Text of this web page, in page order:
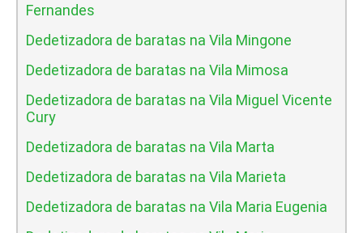
Fernandes
Dedetizadora de baratas na Vila Mingone
Dedetizadora de baratas na Vila Mimosa
Dedetizadora de baratas na Vila Miguel Vicente
Cury
Dedetizadora de baratas na Vila Marta
Dedetizadora de baratas na Vila Marieta
Dedetizadora de baratas na Vila Maria Eugenia